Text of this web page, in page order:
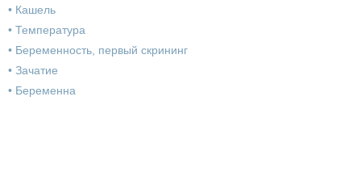
• Кашель
• Температура
• Беременность, первый скрининг
• Зачатие
• Беременна